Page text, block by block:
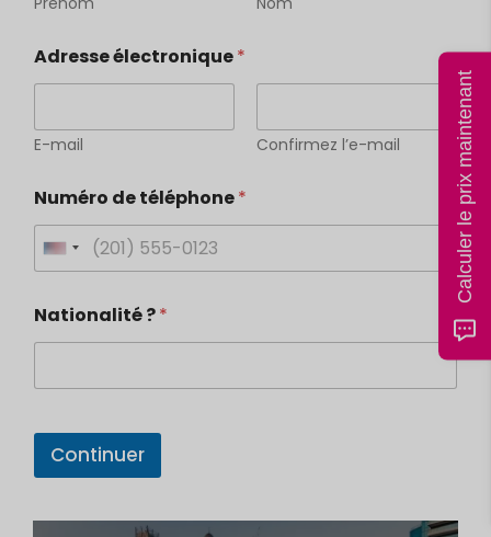
Adresse électronique*
E-mail Confirmez l’e-mail
Numéro de téléphone*
U
i
t
Nationalité ?*
G
Continuer
Calculer le prix maintenant